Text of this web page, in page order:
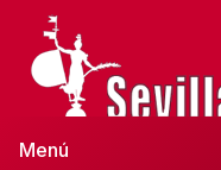
Menú